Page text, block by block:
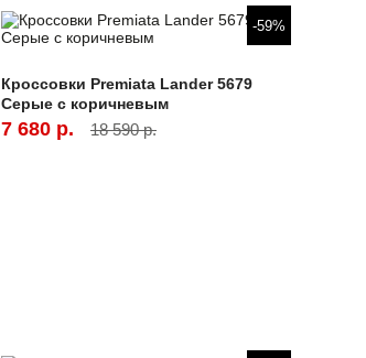
-59%
Кроссовки Premiata Lander 5679
Серые с коричневым
7 680 р. 18 590 р.